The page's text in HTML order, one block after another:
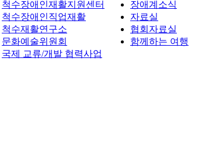
척수장애인재활지원센터
척수장애인직업재활
척수재활연구소
문화예술위원회
국제 교류/개발 협력사업
장애계소식
자료실
협회자료실
함께하는 여행